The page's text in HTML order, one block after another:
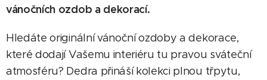
vánočních ozdob a dekorací.
Hledáte originální vánoční ozdoby a dekorace,
které dodají Vašemu interiéru tu pravou sváteční
atmosféru? Dedra přináší kolekci plnou třpytu,